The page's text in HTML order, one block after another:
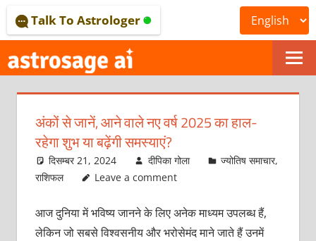
to
content
ONLINE
ASTROLOGICAL
JOURNAL
–
ASTROSAGE
MAGAZINE
Talk To Astrologer
अंकों से जानें, आने वाले नए वर्ष 2025 का हाल-
रहेगा शुभ या बढ़ेंगी समस्याएं?
दिसम्बर 21, 2024 दीपिका गोला ज्योतिष समाचार,
राशिफल
Leave a comment
आज दुनिया में भविष्य जानने के लिए अनेक माध्यम उपलब्ध हैं,
लेकिन जो सबसे विश्वसनीय और भरोसेमंद माने जाते हैं उनमें